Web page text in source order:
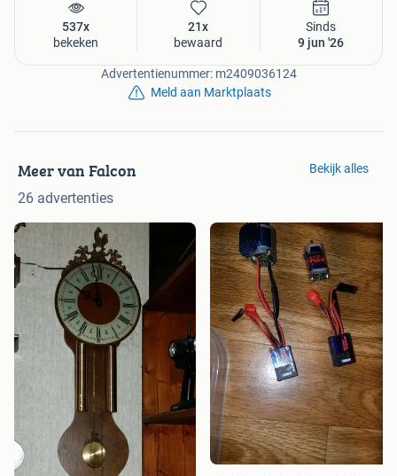
537x
bekeken
21x
bewaard
Sinds
9 jun '26
Advertentienummer: m2409036124
Meld aan Marktplaats
Meer van Falcon
26 advertenties
Bekijk alles